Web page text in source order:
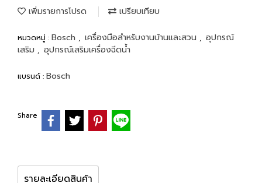
เพิ่มรายการโปรด เปรียบเทียบ
หมวดหมู่ : Bosch , เครื่องมือสำหรับงานบ้านและสวน , อุปกรณ์
เสริม , อุปกรณ์เสริมเครื่องฉีดน้ำ
แบรนด์ : Bosch
Share
รายละเอียดสินค้า